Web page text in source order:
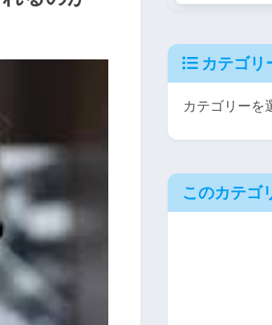
カテゴリ
このカテゴ